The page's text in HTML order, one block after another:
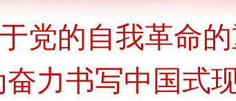
党的自我革命
力书写中国式